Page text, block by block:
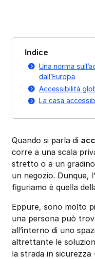
Indice
Una norma
dall’Europa
Accessibilità
La casa
Quando si parla di
corre a una scala
stretto o a un
un negozio. Dunque,
figuriamo è quella
Eppure, sono molto
una persona può
all’interno di uno
altrettante le
la strada in sicurezza